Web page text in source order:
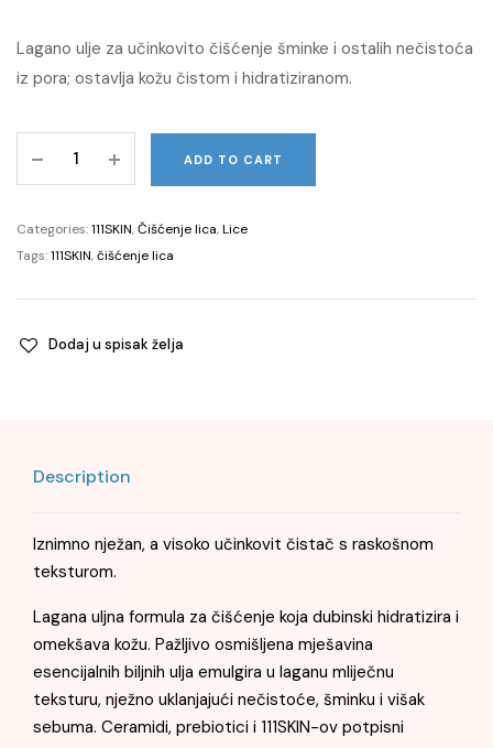
Lagano ulje za učinkovito čišćenje šminke i ostalih nečistoća
iz pora; ostavlja kožu čistom i hidratiziranom.
Cleansing
100ml
quantity
ADD TO CART
Categories:111SKIN,Čišćenje lica,Lice
Tags:111SKIN,čišćenje lica
Dodaj u spisak želja
Description
Iznimno nježan, a visoko učinkovit čistač s raskošnom
teksturom.
Lagana uljna formula za čišćenje koja dubinski hidratizira i
omekšava kožu. Pažljivo osmišljena mješavina
esencijalnih biljnih ulja emulgira u laganu mliječnu
teksturu, nježno uklanjajući nečistoće, šminku i višak
sebuma. Ceramidi, prebiotici i 111SKIN-ov potpisni